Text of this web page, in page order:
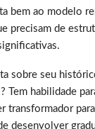
bem ao modelo
precisam de
sobre seu
Tem habilidade
transformador
desenvolver